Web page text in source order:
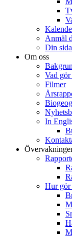
Anmäl
Din sida
Om oss
Vad
Filmer
In
Hur gör